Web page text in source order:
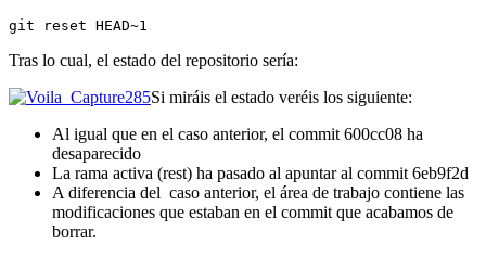
git reset HEAD~1
Tras lo cual, el estado del repositorio sería:
Si miráis el estado veréis los siguiente:
Al igual que en el caso anterior, el commit 600cc08 ha
desaparecido
La rama activa (rest) ha pasado al apuntar al commit 6eb9f2d
A diferencia del caso anterior, el área de trabajo contiene las
modificaciones que estaban en el commit que acabamos de
borrar.